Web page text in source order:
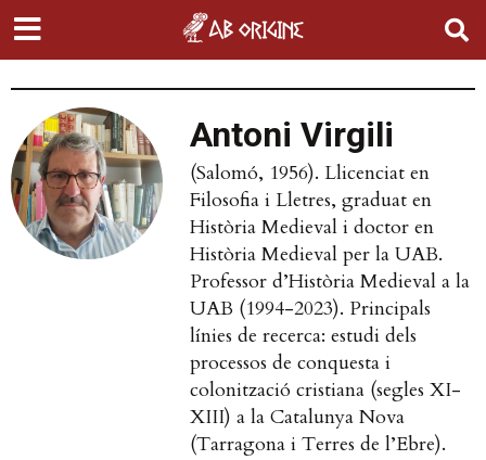
Antoni Virgili
(Salomó, 1956). Llicenciat en
Filosofia i Lletres, graduat en
Història Medieval i doctor en
Història Medieval per la UAB.
Professor d’Història Medieval a la
UAB (1994-2023). Principals
línies de recerca: estudi dels
processos de conquesta i
colonització cristiana (segles XI-
XIII) a la Catalunya Nova
(Tarragona i Terres de l’Ebre).